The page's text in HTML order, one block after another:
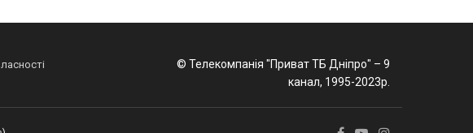
© Телекомпанія "Приват ТБ Дніпро" – 9
канал, 1995-2023р.